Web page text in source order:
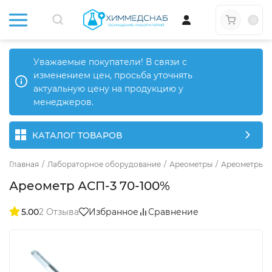
Уважаемые покупатели! В связи с
изменением цен, просьба уточнять
актуальную цену на продукцию у
менеджеров.
КАТАЛОГ ТОВАРОВ
Главная / Лабораторное оборудование / Ареометры / Ареометры
Ареометр АСП-3 70-100%
5.002 Отзыва Избранное Сравнение